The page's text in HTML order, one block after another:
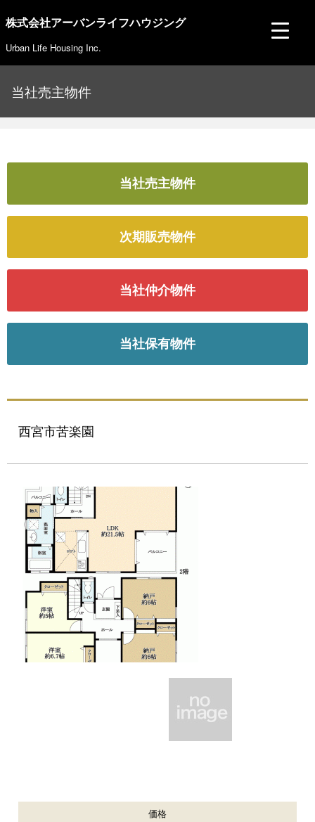
株式会社アーバンライフハウジング
Urban Life Housing Inc.
当社売主物件
当社売主物件
次期販売物件
当社仲介物件
当社保有物件
西宮市苦楽園
価格